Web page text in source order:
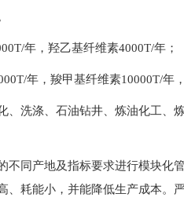
年，羟乙基纤维素4000T/年；
年，羧甲基纤维素10000T/年
、洗涤、石油钻井、炼油化工、
同产地及指标要求进行模块化
耗能小，并能降低生产成本。